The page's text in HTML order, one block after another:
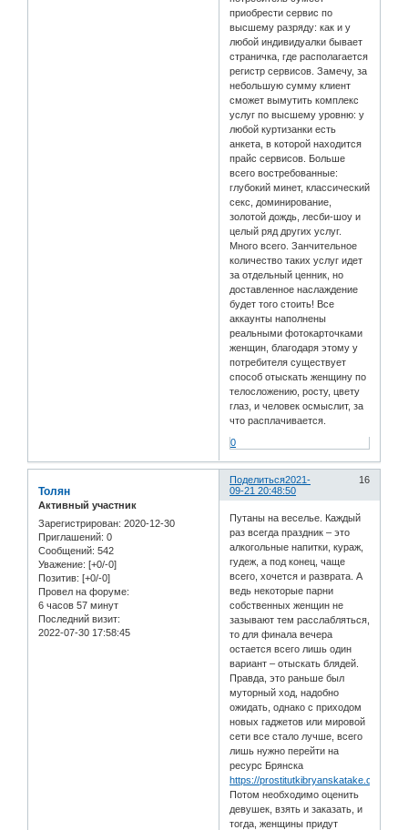
приобрести сервис по
высшему разряду: как и у
любой индивидуалки бывает
страничка, где располагается
регистр сервисов. Замечу, за
небольшую сумму клиент
сможет вымутить комплекс
услуг по высшему уровню: у
любой куртизанки есть
анкета, в которой находится
прайс сервисов. Больше
всего востребованные:
глубокий минет, классический
секс, доминирование,
золотой дождь, лесби-шоу и
целый ряд других услуг.
Много всего. Занчительное
количество таких услуг идет
за отдельный ценник, но
доставленное наслаждение
будет того стоить! Все
аккаунты наполнены
реальными фотокарточками
женщин, благодаря этому у
потребителя существует
способ отыскать женщину по
телосложению, росту, цвету
глаз, и человек осмыслит, за
что расплачивается.
0
Поделиться 16
2021-
09-21 20:48:50
Толян
Активный участник
Зарегистрирован: 2020-12-30
Приглашений: 0
Сообщений: 542
Уважение: [+0/-0]
Позитив: [+0/-0]
Провел на форуме:
6 часов 57 минут
Последний визит:
2022-07-30 17:58:45
Путаны на веселье. Каждый
раз всегда праздник – это
алкогольные напитки, кураж,
гудеж, а под конец, чаще
всего, хочется и разврата. А
ведь некоторые парни
собственных женщин не
зазывают тем расслабляться,
то для финала вечера
остается всего лишь один
вариант – отыскать блядей.
Правда, это раньше был
муторный ход, надобно
ожидать, однако с приходом
новых гаджетов или мировой
сети все стало лучше, всего
лишь нужно перейти на
ресурс Брянска
https://prostitutkibryanskatake.com/
Потом необходимо оценить
девушек, взять и заказать, и
тогда, женщины придут